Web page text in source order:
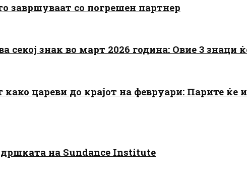
завршуваат со погрешен партнер
секој знак во март 2026 година: Овие 3 знаци
како цареви до крајот на февруари: Парите
на Sundance Institute